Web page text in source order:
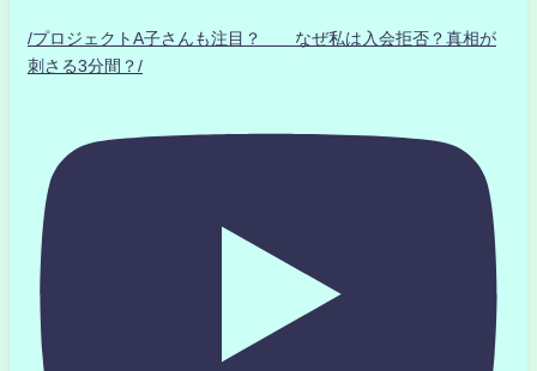
/プロジェクトA子さんも注目？ なぜ私は入会拒否？真相が
刺さる3分間？/